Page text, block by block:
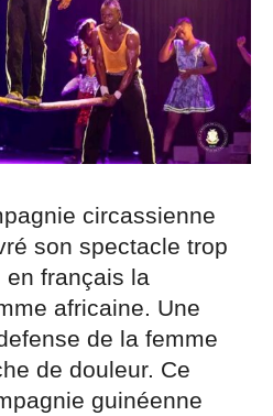
circassienne
son spectacle trop
en français la
africaine. Une
de la femme
de douleur. Ce
guinéenne